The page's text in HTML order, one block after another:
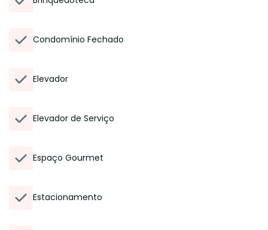
Condomínio Fechado
Elevador
Elevador de Serviço
Espaço Gourmet
Estacionamento